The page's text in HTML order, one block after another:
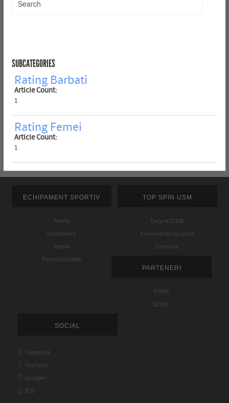
SUBCATEGORIES
Rating Barbati
Article Count:
1
Rating Femei
Article Count:
1
ECHIPAMENT SPORTIV
Palete
Huse/Genti
Textile
Pantofi/Sosete
TOP SPIN USM
Despre CLUB
Evenimente Sportive
Contacte
PARTENERI
FTMM
DONIC
SOCIAL
 Facebook
 YouTube
 Google+
 RSS